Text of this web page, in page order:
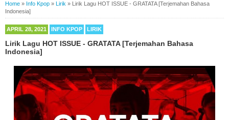
Home » Info Kpop » Lirik »
Lirik Lagu HOT ISSUE - GRATATA [Terjemahan Bahasa
Indonesia]
APRIL 28, 2021 INFO KPOP LIRIK
Lirik Lagu HOT ISSUE - GRATATA [Terjemahan Bahasa
Indonesia]